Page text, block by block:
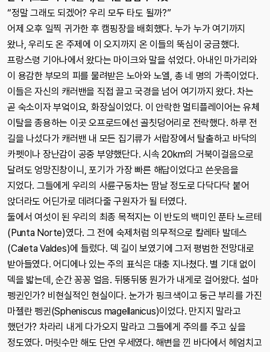
“정말 그래도 되겠어? 우리 모두 타도 될까?”
어제 오후 일찍 귀가한 후 캠핑장을 배회했다. 누가 누가 여기까지
왔나, 우리도 온 주제에 이 오지까지 온 이들의 뚝심이 궁금했다.
프랑스령 기아나에서 왔다는 마이크와 말을 섞었다. 아내인 마가리와
이 용감한 부모의 피를 물려받은 노아와 노엘, 총 네 명의 가족이었다.
이들은 자신의 캐러밴을 직접 끌고 국경을 넘어 여기까지 왔다. 차는
곧 숙소이자 부엌이요, 화장실이었다. 이 안락한 멀티플레이어는 유체
이탈을 종용하는 이곳 오프로드에선 골칫덩어리로 전락했다. 하루 전
길을 나섰다가 캐러밴 내 모든 집기류가 서랍장에서 탈출하고 바닥의
카펫이나 장난감이 공중 부양했단다. 시속 20km의 거북이걸음으로
달려도 엉망진창이니, 포기가 가장 빠른 해답이었다고 쓴웃음을
지었다. 그들에게 우리의 사륜구동차는 땀날 정도로 다닥다닥 붙어
앉더라도 어딘가로 데려다줄 구원자가 될 터였다.
둘에서 여섯이 된 우리의 최종 목적지는 이 반도의 백미인 푼타 노르테
(Punta Norte)였다. 그 전에 숙제처럼 의무적으로 칼레타 발데스
(Caleta Valdes)에 들렀다. 덱 길이 보였기에 그저 평범한 전망대로
받아들였다. 어디에나 있는 주의 표식은 대충 지나쳤다. 별 기대 없이
덱을 밟는데, 순간 꽁꽁 얼음. 뒤뚱뒤뚱 뭔가가 내게로 걸어왔다. 설마
펭귄인가? 비현실적인 현실이다. 눈가가 핑크색이고 둥근 부리를 가진
마젤란 펭귄(Spheniscus magellanicus)이었다. 만지지 말라고
했던가? 차라리 내게 다가오지 말라고 그들에게 주의를 주고 싶을
정도였다. 머릿수만 해도 단연 우세였다. 해변을 낀 바다에서 헤엄치고